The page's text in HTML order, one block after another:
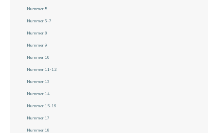
Nummer 5
Nummer 6-7
Nummer 8
Nummer 9
Nummer 10
Nummer 11-12
Nummer 13
Nummer 14
Nummer 15-16
Nummer 17
Nummer 18